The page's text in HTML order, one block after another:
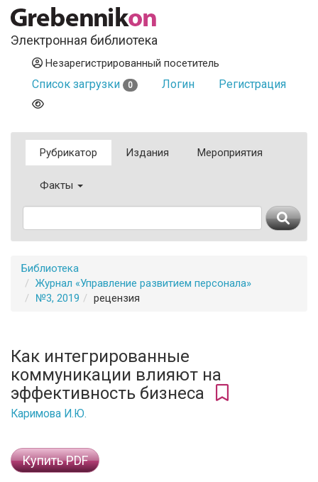
Электронная библиотека
Незарегистрированный посетитель
Список загрузки 0 Логин Регистрация
Рубрикатор Издания Мероприятия
Факты
Библиотека
Журнал «Управление развитием персонала»
№3, 2019
рецензия
Как интегрированные
коммуникации влияют на
эффективность бизнеса
Каримова И.Ю.
Купить PDF